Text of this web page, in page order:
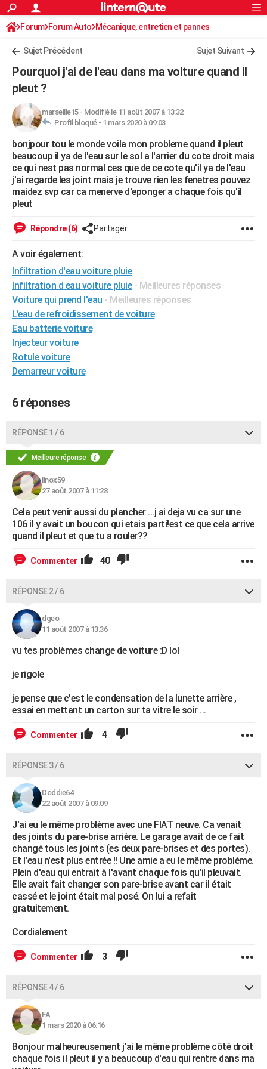
ACTUALITÉS
Politique
Société
Faits Divers
Education
Monde
Villes
+
Programme TV
Streaming
Cinéma
Sorties cinéma
Musique
FINANCE
Retraite
Impôts
Epargne
Immobilier
Risques naturels par ville
Banque
Assurance
Crédit
AUTO
Réserver un essai
Citadines
Berlines
Forum auto
Mobiles
Meilleur smartphone
Internet
Ordinateurs
Jeux vidéo
Guide high-tech
+BRICOLAGE
Forum
Aménagement intérieur
Extérieur
Cuisine
Salle de bains
Jardinage
Rangement
WEEK-END
Guides de France
Escapades
Patrimoine
Expositions
Musées
Week-end nature
LIFESTYLE
Art de vivre
Bien-être
Loisirs
Mode
Modes de vie
SANTE
Alimentation
Guide de la santé
Maladies
Médicaments
Sommeil
VOYAGE
PHOTO
GUIDES D'ACHAT
BONS PLANS
CARTE DE VOEUX
Carte de Noël
Carte Bonne année
Carte Saint-Valentin
Carte Pâques
Carte d'anniversaire
DICTIONNAIRE
Dictionnaire
Biographies
Citations
Expressions
Proverbes
PROGRAMME TV
COPAINS D'AVANT
AVIS DE DÉCÈS
FORUM
Bricolage
Lifestyle
Culture
Sport
Auto
Television
Voyage
Cinema
Rechercher
S'inscrire
Connexion
Forum Forum Auto Mécanique, entretien et pannes
Sujet Précédent Sujet Suivant
Pourquoi j'ai de l'eau dans ma voiture quand il
pleut ?
marseille15- Modifié le 11 août 2007 à 13:32
Profil bloqué - 1 mars 2020 à 09:03
bonjpour tou le monde voila mon probleme quand il pleut
beaucoup il ya de l'eau sur le sol a l'arrier du cote droit mais
ce qui nest pas normal ces que de ce cote qu'il ya de l'eau
j'ai regarde les joint mais je trouve rien les fenetres pouvez
maidez svp car ca menerve d'eponger a chaque fois qu'il
pleut
Répondre (6) Partager
A voir également:
Infiltration d'eau voiture pluie
Infiltration d eau voiture pluie - Meilleures réponses
Voiture qui prend l'eau - Meilleures réponses
L'eau de refroidissement de voiture
Eau batterie voiture
Injecteur voiture
Rotule voiture
Demarreur voiture
6 réponses
RÉPONSE 1 / 6
Meilleure réponse
linox59
27 août 2007 à 11:28
Cela peut venir aussi du plancher ...j ai deja vu ca sur une
106 il y avait un boucon qui etais parti!est ce que cela arrive
quand il pleut et que tu a rouler??
Commenter 40
RÉPONSE 2 / 6
dgeo
11 août 2007 à 13:36
vu tes problèmes change de voiture :D lol
je rigole
je pense que c'est le condensation de la lunette arrière ,
essai en mettant un carton sur ta vitre le soir ...
Commenter 4
RÉPONSE 3 / 6
Doddie64
22 août 2007 à 09:09
J'ai eu le même problème avec une FIAT neuve. Ca venait
des joints du pare-brise arrière. Le garage avait de ce fait
changé tous les joints (es deux pare-brises et des portes).
Et l'eau n'est plus entrée !! Une amie a eu le même problème.
Plein d'eau qui entrait à l'avant chaque fois qu'il pleuvait.
Elle avait fait changer son pare-brise avant car il était
cassé et le joint était mal posé. On lui a refait
gratuitement.
Cordialement
Commenter 3
RÉPONSE 4 / 6
FA
1 mars 2020 à 06:16
Bonjour malheureusement j'ai le même problème côté droit
chaque fois il pleut il y a beaucoup d'eau qui rentre dans ma